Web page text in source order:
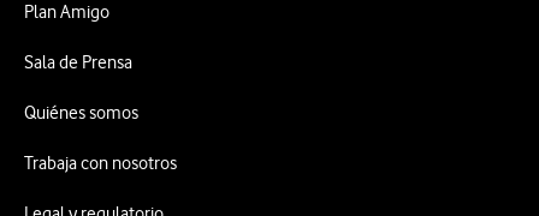
Plan Amigo
Sala de Prensa
Quiénes somos
Trabaja con nosotros